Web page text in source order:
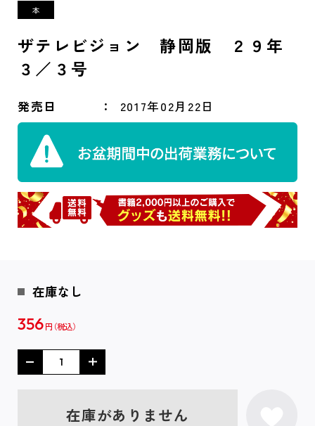
ザテレビジョン 静岡版 ２９年
３／３号
発売日 2017年02月22日
在庫なし
356 円
在庫がありません